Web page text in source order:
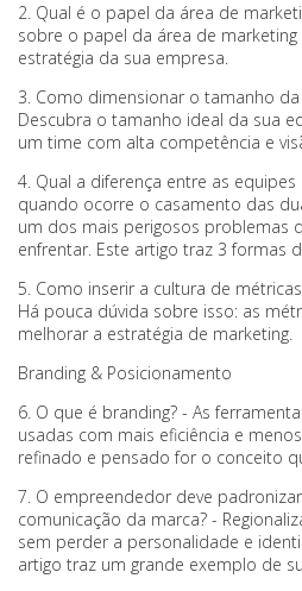
2. Qual é o papel da área de
sobre o papel da área de marketing
estratégia da sua empresa.
3. Como dimensionar o tamanho
Descubra o tamanho ideal da sua
um time com alta competência e
4. Qual a diferença entre as
quando ocorre o casamento das
um dos mais perigosos problemas
enfrentar. Este artigo traz 3 formas
5. Como inserir a cultura de
Há pouca dúvida sobre isso: as
melhorar a estratégia de marketing.
Branding & Posicionamento
6. O que é branding? - As
usadas com mais eficiência e
refinado e pensado for o conceito
7. O empreendedor deve
comunicação da marca? -
sem perder a personalidade e
artigo traz um grande exemplo de